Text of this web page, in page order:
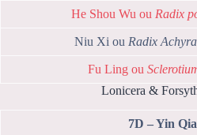
He Shou Wu ou Radix
Niu Xi ou Radix
Fu Ling ou
Lonicera &
7D – Yin